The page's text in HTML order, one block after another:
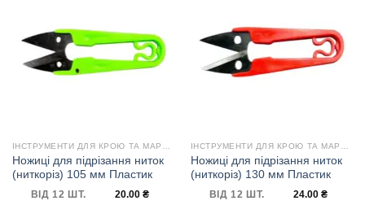
ІНСТРУМЕНТИ ДЛЯ КРОЮ ТА МАРКУВАННЯ
Ножиці для підрізання ниток
(ниткоріз) 105 мм Пластик
ВІД 12 ШТ. 20.00 ₴
ІНСТРУМЕНТИ ДЛЯ КРОЮ ТА МАРКУВАННЯ
Ножиці для підрізання ниток
(ниткоріз) 130 мм Пластик
ВІД 12 ШТ. 24.00 ₴